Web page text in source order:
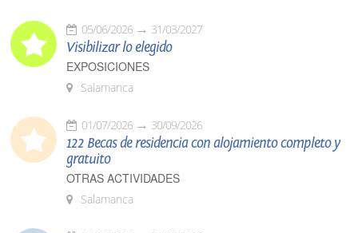
05/06/2026 31/03/2027
Visibilizar lo elegido
EXPOSICIONES
Salamanca
01/07/2026 30/09/2026
122 Becas de residencia con alojamiento completo y
gratuito
OTRAS ACTIVIDADES
Salamanca